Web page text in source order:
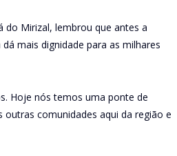
do Mirizal, lembrou que antes a
mais dignidade para as milhares
Hoje nós temos uma ponte de
comunidades aqui da região e